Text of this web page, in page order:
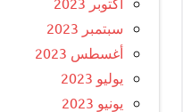
سبتمبر 2023
أغسطس 2023
يوليو 2023
يونيو 2023